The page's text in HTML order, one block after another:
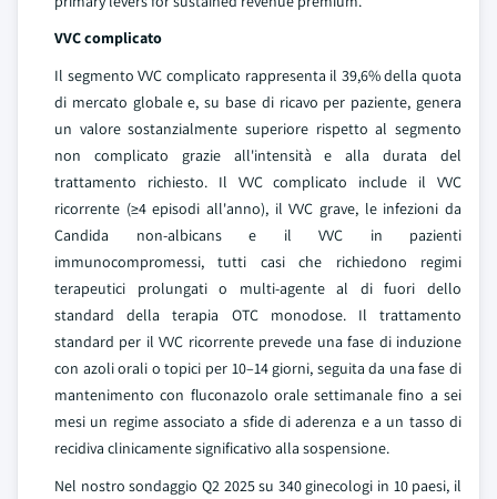
VVC complicato
Il segmento VVC complicato rappresenta il 39,6% della quota
di mercato globale e, su base di ricavo per paziente, genera
un valore sostanzialmente superiore rispetto al segmento
non complicato grazie all'intensità e alla durata del
trattamento richiesto. Il VVC complicato include il VVC
ricorrente (≥4 episodi all'anno), il VVC grave, le infezioni da
Candida non-albicans e il VVC in pazienti
immunocompromessi, tutti casi che richiedono regimi
terapeutici prolungati o multi-agente al di fuori dello
standard della terapia OTC monodose. Il trattamento
standard per il VVC ricorrente prevede una fase di induzione
con azoli orali o topici per 10–14 giorni, seguita da una fase di
mantenimento con fluconazolo orale settimanale fino a sei
mesi un regime associato a sfide di aderenza e a un tasso di
recidiva clinicamente significativo alla sospensione.
Nel nostro sondaggio Q2 2025 su 340 ginecologi in 10 paesi, il